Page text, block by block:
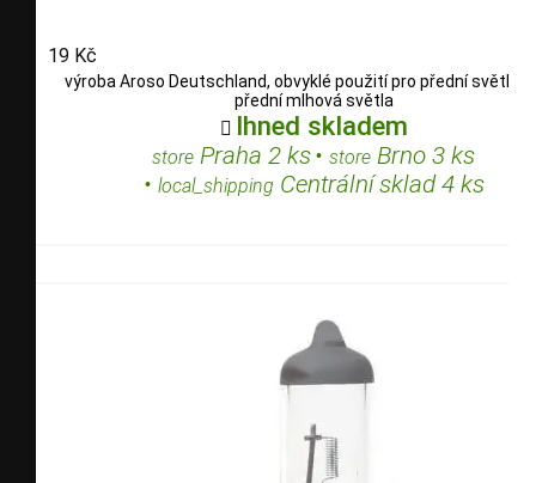
19 Kč
výroba Aroso Deutschland, obvyklé použití pro přední
přední mlhová světla
 Ihned skladem
store Praha 2 ks• store Brno 3 ks
• local_shipping Centrální sklad 4 ks